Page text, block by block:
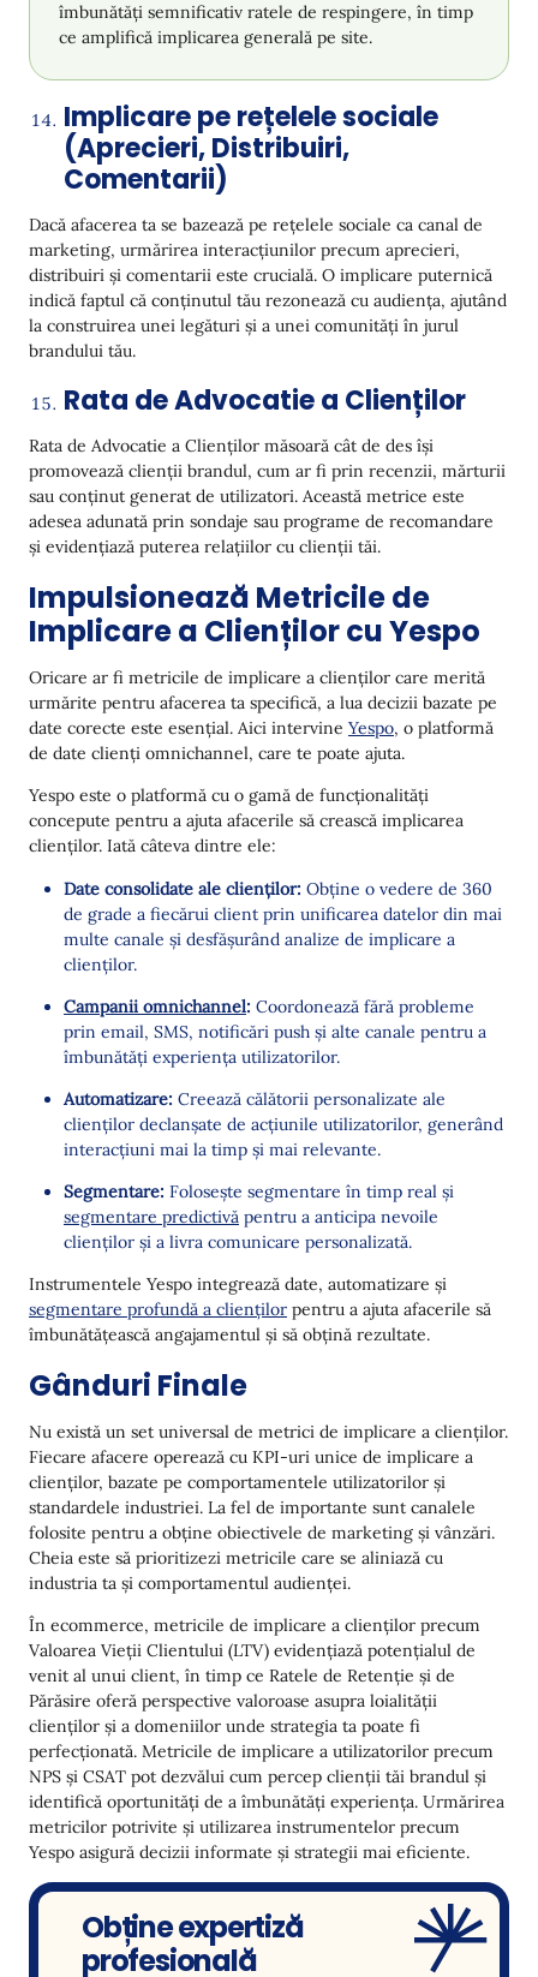
îmbunătăți semnificativ ratele de respingere, în timp
ce amplifică implicarea generală pe site.
Implicare pe rețelele sociale
(Aprecieri, Distribuiri,
Comentarii)
Dacă afacerea ta se bazează pe rețelele sociale ca canal de
marketing, urmărirea interacțiunilor precum aprecieri,
distribuiri și comentarii este crucială. O implicare puternică
indică faptul că conținutul tău rezonează cu audiența, ajutând
la construirea unei legături și a unei comunități în jurul
brandului tău.
Rata de Advocatie a Clienților
Rata de Advocatie a Clienților măsoară cât de des își
promovează clienții brandul, cum ar fi prin recenzii, mărturii
sau conținut generat de utilizatori. Această metrice este
adesea adunată prin sondaje sau programe de recomandare
și evidențiază puterea relațiilor cu clienții tăi.
Impulsionează Metricile de
Implicare a Clienților cu Yespo
Oricare ar fi metricile de implicare a clienților care merită
urmărite pentru afacerea ta specifică, a lua decizii bazate pe
date corecte este esențial. Aici intervine Yespo, o platformă
de date clienți omnichannel, care te poate ajuta.
Yespo este o platformă cu o gamă de funcționalități
concepute pentru a ajuta afacerile să crească implicarea
clienților. Iată câteva dintre ele:
Date consolidate ale clienților: Obține o vedere de 360
de grade a fiecărui client prin unificarea datelor din mai
multe canale și desfășurând analize de implicare a
clienților.
Campanii omnichannel: Coordonează fără probleme
prin email, SMS, notificări push și alte canale pentru a
îmbunătăți experiența utilizatorilor.
Automatizare: Creează călătorii personalizate ale
clienților declanșate de acțiunile utilizatorilor, generând
interacțiuni mai la timp și mai relevante.
Segmentare: Folosește segmentare în timp real și
segmentare predictivă pentru a anticipa nevoile
clienților și a livra comunicare personalizată.
Instrumentele Yespo integrează date, automatizare și
segmentare profundă a clienților pentru a ajuta afacerile să
îmbunătățească angajamentul și să obțină rezultate.
Gânduri Finale
Nu există un set universal de metrici de implicare a clienților.
Fiecare afacere operează cu KPI-uri unice de implicare a
clienților, bazate pe comportamentele utilizatorilor și
standardele industriei. La fel de importante sunt canalele
folosite pentru a obține obiectivele de marketing și vânzări.
Cheia este să prioritizezi metricile care se aliniază cu
industria ta și comportamentul audienței.
În ecommerce, metricile de implicare a clienților precum
Valoarea Vieții Clientului (LTV) evidențiază potențialul de
venit al unui client, în timp ce Ratele de Retenție și de
Părăsire oferă perspective valoroase asupra loialității
clienților și a domeniilor unde strategia ta poate fi
perfecționată. Metricile de implicare a utilizatorilor precum
NPS și CSAT pot dezvălui cum percep clienții tăi brandul și
identifică oportunități de a îmbunătăți experiența. Urmărirea
metricilor potrivite și utilizarea instrumentelor precum
Yespo asigură decizii informate și strategii mai eficiente.
Obține expertiză
profesională